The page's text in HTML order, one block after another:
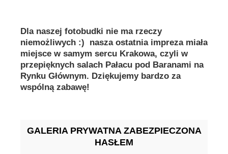
Dla naszej fotobudki nie ma rzeczy
niemożliwych :) nasza ostatnia impreza miała
miejsce w samym sercu Krakowa, czyli w
przepięknych salach Pałacu pod Baranami na
Rynku Głównym. Dziękujemy bardzo za
wspólną zabawę!
GALERIA PRYWATNA ZABEZPIECZONA
HASŁEM